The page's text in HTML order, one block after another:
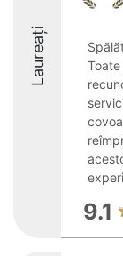
Laureați
9.1